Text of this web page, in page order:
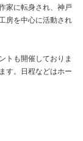
家に転身され、神戸
房を中心に活動され
トも開催しておりま
す。日程などはホー